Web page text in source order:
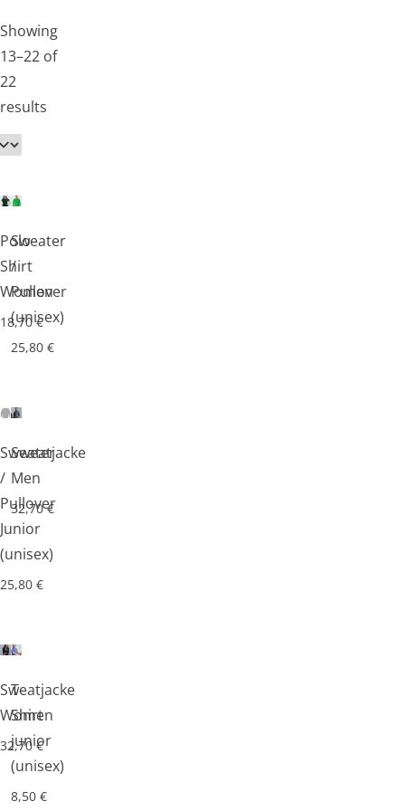
Showing
13–22 of
22
results
Polo-
Shirt
Women
18,70€
Sweater
/
Pullover
(unisex)
25,80€
Sweater
/
Pullover
Junior
(unisex)
25,80 €
Sweatjacke
Men
32,70€
Sweatjacke
Women
32,70€
T-
Shirt
junior
(unisex)
8,50€